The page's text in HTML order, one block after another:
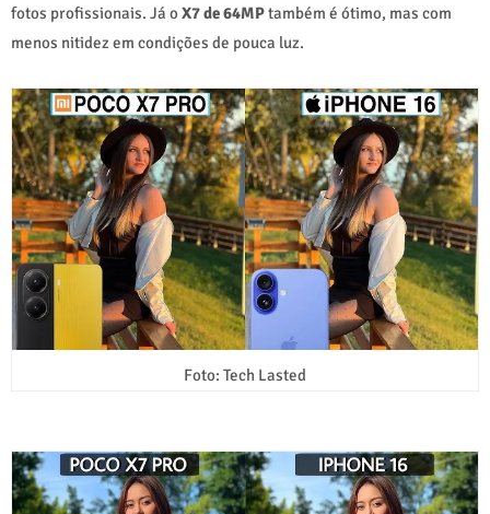
fotos profissionais. Já o X7 de 64MPtambém é ótimo, mas com
menos nitidez em condições de pouca luz.
Foto: Tech Lasted